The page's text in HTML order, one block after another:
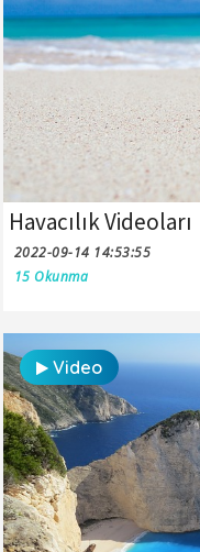
Havacılık Videoları
2022-09-14 14:53:55
15 Okunma
Video